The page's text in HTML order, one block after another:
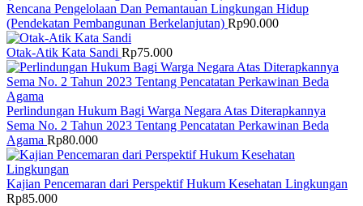
Rencana Pengelolaan Dan Pemantauan Lingkungan Hidup
(Pendekatan Pembangunan Berkelanjutan) Rp90.000
Otak-Atik Kata Sandi Rp75.000
Perlindungan Hukum Bagi Warga Negara Atas Diterapkannya
Sema No. 2 Tahun 2023 Tentang Pencatatan Perkawinan Beda
Agama Rp80.000
Kajian Pencemaran dari Perspektif Hukum Kesehatan Lingkungan
Rp85.000